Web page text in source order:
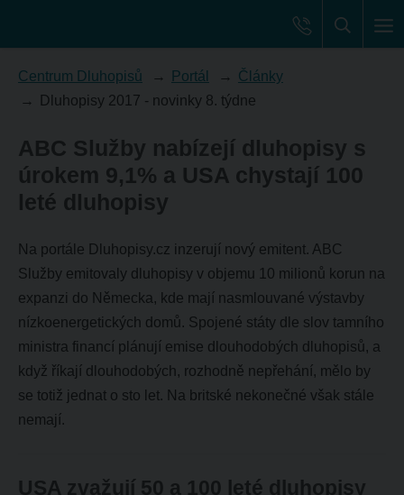
Centrum Dluhopisů Portál
Články
Dluhopisy 2017 - novinky 8. týdne
ABC Služby nabízejí dluhopisy s
úrokem 9,1% a USA chystají 100
leté dluhopisy
Na portále Dluhopisy.cz inzerují nový emitent. ABC
Služby emitovaly dluhopisy v objemu 10 milionů korun na
expanzi do Německa, kde mají nasmlouvané výstavby
nízkoenergetických domů. Spojené státy dle slov tamního
ministra financí plánují emise dlouhodobých dluhopisů, a
když říkají dlouhodobých, rozhodně nepřehání, mělo by
se totiž jednat o sto let. Na britské nekonečné však stále
nemají.
USA zvažují 50 a 100 leté dluhopisy